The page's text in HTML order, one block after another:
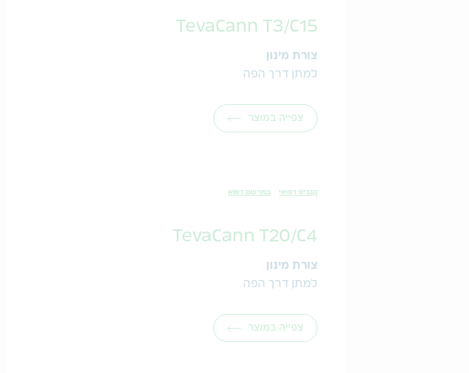
TevaCann T3/C15
צורת מינון
למתן דרך הפה
צפייה במוצר
קנביס רפואי במרשם רופא
TevaCann T20/C4
צורת מינון
למתן דרך הפה
צפייה במוצר